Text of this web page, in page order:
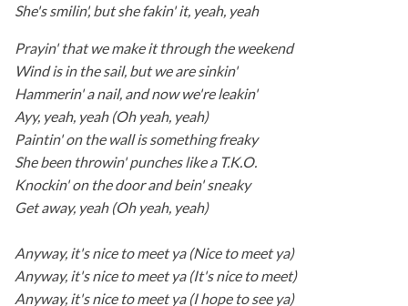
She's smilin', but she fakin' it, yeah, yeah
Prayin' that we make it through the weekend
Wind is in the sail, but we are sinkin'
Hammerin' a nail, and now we're leakin'
Ayy, yeah, yeah (Oh yeah, yeah)
Paintin' on the wall is something freaky
She been throwin' punches like a T.K.O.
Knockin' on the door and bein' sneaky
Get away, yeah (Oh yeah, yeah)
Anyway, it's nice to meet ya (Nice to meet ya)
Anyway, it's nice to meet ya (It's nice to meet)
Anyway, it's nice to meet ya (I hope to see ya)